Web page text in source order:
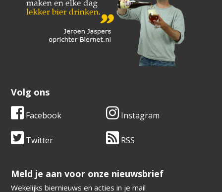
Volg ons
Facebook Instagram
Twitter RSS
​​​​​​​Meld je aan voor onze nieuwsbrief
Wekelijks biernieuws en acties in je mail